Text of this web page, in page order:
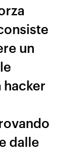
un
hacker
dalle